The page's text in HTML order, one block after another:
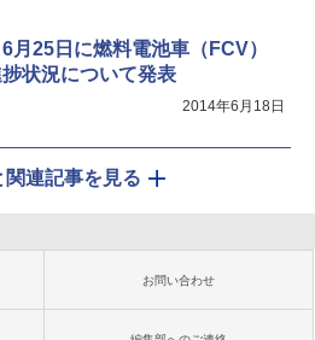
6月25日に燃料電池車（FCV）
状況について発表
2014年6月18日
関連記事を見る
お問い合わせ